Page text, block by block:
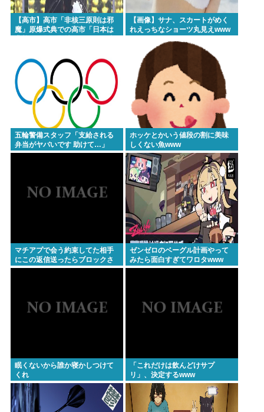
【高市】高市「非核三原則は邪
魔」原爆式典での高市「日本は
チパチッ
【画像】サナ、スカートがめく
れえっちなショーツ丸見えwww
五輪警備スタッフ「支給される
弁当がヤバいです 助けて…」
ホッケとかいう値段の割に美味
しくない魚www
マチアプで会う約束してた相手
にこの返信送ったらブロックさ
れたんやが
ゼンゼロのベーグル計画やって
みたら面白すぎてワロタwww
眠くないから誰か寝かしつけて
くれ
「これだけは飲んどけサプ
リ」、決定するwww